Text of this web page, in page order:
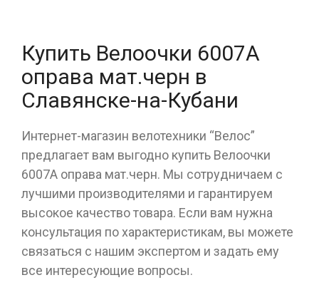
Купить Велоочки 6007А
оправа мат.черн в
Славянске-на-Кубани
Интернет-магазин велотехники “Велос”
предлагает вам выгодно купить Велоочки
6007А оправа мат.черн. Мы сотрудничаем с
лучшими производителями и гарантируем
высокое качество товара. Если вам нужна
консультация по характеристикам, вы можете
связаться с нашим экспертом и задать ему
все интересующие вопросы.